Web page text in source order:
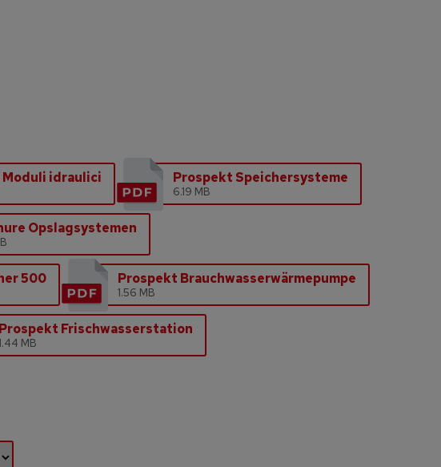
idraulici Prospekt Speichersysteme
6.19 MB
Opslagsystemen
500 Prospekt Brauchwasserwärmepumpe
1.56 MB
Prospekt Frischwasserstation
MB